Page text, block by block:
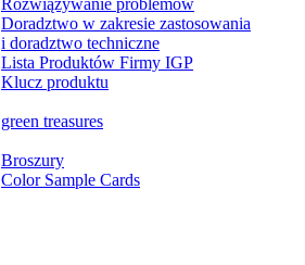
Doradztwo w zakresie zastosowania
i doradztwo techniczne
Lista Produktów Firmy IGP
Klucz produktu
green treasures
Broszury
Color Sample Cards